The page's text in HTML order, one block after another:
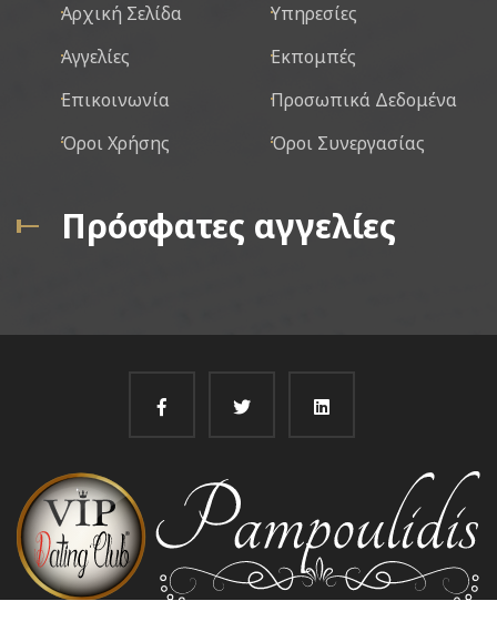
Αρχική Σελίδα
Υπηρεσίες
Αγγελίες
Εκπομπές
Επικοινωνία
Προσωπικά Δεδομένα
Όροι Χρήσης
Όροι Συνεργασίας
Πρόσφατες αγγελίες